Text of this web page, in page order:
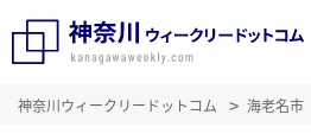
神奈川ウィークリードットコム 海老名市